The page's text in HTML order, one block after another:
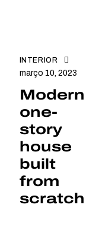
INTERIOR
março 10, 2023
Modern
one-
story
house
built
from
scratch